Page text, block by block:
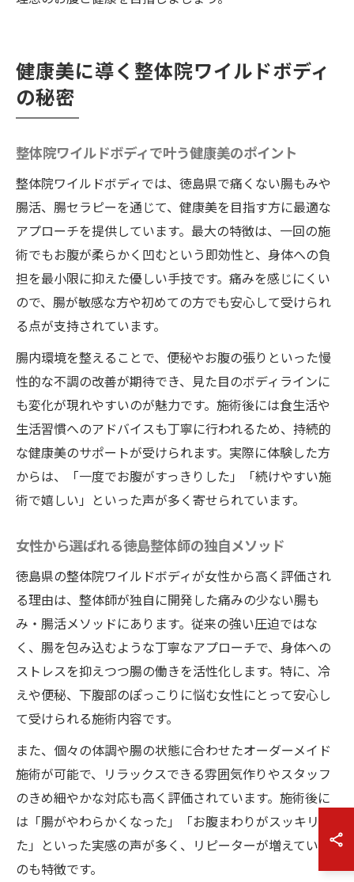
健康美に導く整体院ワイルドボディ
の秘密
整体院ワイルドボディで叶う健康美のポイント
整体院ワイルドボディでは、徳島県で痛くない腸もみや
腸活、腸セラピーを通じて、健康美を目指す方に最適な
アプローチを提供しています。最大の特徴は、一回の施
術でもお腹が柔らかく凹むという即効性と、身体への負
担を最小限に抑えた優しい手技です。痛みを感じにくい
ので、腸が敏感な方や初めての方でも安心して受けられ
る点が支持されています。
腸内環境を整えることで、便秘やお腹の張りといった慢
性的な不調の改善が期待でき、見た目のボディラインに
も変化が現れやすいのが魅力です。施術後には食生活や
生活習慣へのアドバイスも丁寧に行われるため、持続的
な健康美のサポートが受けられます。実際に体験した方
からは、「一度でお腹がすっきりした」「続けやすい施
術で嬉しい」といった声が多く寄せられています。
女性から選ばれる徳島整体師の独自メソッド
徳島県の整体院ワイルドボディが女性から高く評価され
る理由は、整体師が独自に開発した痛みの少ない腸も
み・腸活メソッドにあります。従来の強い圧迫ではな
く、腸を包み込むような丁寧なアプローチで、身体への
ストレスを抑えつつ腸の働きを活性化します。特に、冷
えや便秘、下腹部のぽっこりに悩む女性にとって安心し
て受けられる施術内容です。
また、個々の体調や腸の状態に合わせたオーダーメイド
施術が可能で、リラックスできる雰囲気作りやスタッフ
のきめ細やかな対応も高く評価されています。施術後に
は「腸がやわらかくなった」「お腹まわりがスッキリし
た」といった実感の声が多く、リピーターが増えている
のも特徴です。